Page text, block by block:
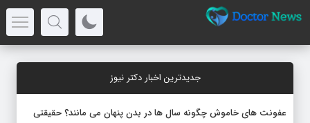
جدیدترین اخبار دکتر نیوز
عفونت های خاموش چگونه سال ها در بدن پنهان می مانند؟ حقیقتی